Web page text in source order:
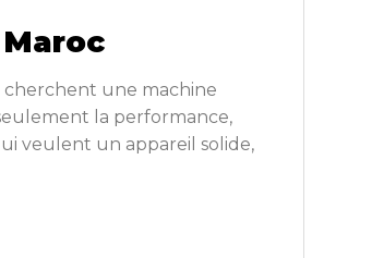
cherchent une machine
la performance,
veulent un appareil solide,